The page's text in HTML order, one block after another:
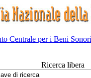
Centrale per i Beni
Ricerca libera